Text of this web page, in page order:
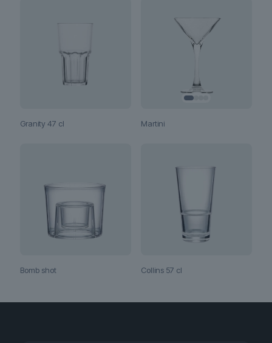
Granity 47 cl Martini
Bomb shot Collins 57 cl